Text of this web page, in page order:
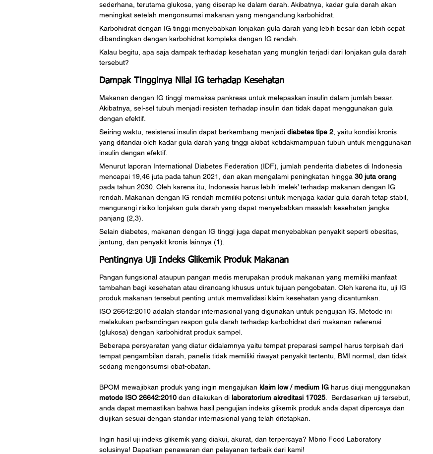
sederhana, terutama glukosa, yang diserap ke dalam darah. Akibatnya, kadar gula darah akan
meningkat setelah mengonsumsi makanan yang mengandung karbohidrat.
Karbohidrat dengan IG tinggi menyebabkan lonjakan gula darah yang lebih besar dan lebih cepat
dibandingkan dengan karbohidrat kompleks dengan IG rendah.
Kalau begitu, apa saja dampak terhadap kesehatan yang mungkin terjadi dari lonjakan gula darah
tersebut?
Dampak Tingginya Nilai IG terhadap Kesehatan
Makanan dengan IG tinggi memaksa pankreas untuk melepaskan insulin dalam jumlah besar.
Akibatnya, sel-sel tubuh menjadi resisten terhadap insulin dan tidak dapat menggunakan gula
dengan efektif.
Seiring waktu, resistensi insulin dapat berkembang menjadi diabetes tipe 2 , yaitu kondisi kronis
yang ditandai oleh kadar gula darah yang tinggi akibat ketidakmampuan tubuh untuk menggunakan
insulin dengan efektif.
Menurut laporan International Diabetes Federation (IDF), jumlah penderita diabetes di Indonesia
mencapai 19,46 juta pada tahun 2021, dan akan mengalami peningkatan hingga 30 juta orang
pada tahun 2030. Oleh karena itu, Indonesia harus lebih ‘melek’ terhadap makanan dengan IG
rendah. Makanan dengan IG rendah memiliki potensi untuk menjaga kadar gula darah tetap stabil,
mengurangi risiko lonjakan gula darah yang dapat menyebabkan masalah kesehatan jangka
panjang (2,3).
Selain diabetes, makanan dengan IG tinggi juga dapat menyebabkan penyakit seperti obesitas,
jantung, dan penyakit kronis lainnya (1).
Pentingnya Uji Indeks Glikemik Produk Makanan
Pangan fungsional ataupun pangan medis merupakan produk makanan yang memiliki manfaat
tambahan bagi kesehatan atau dirancang khusus untuk tujuan pengobatan. Oleh karena itu, uji IG
produk makanan tersebut penting untuk memvalidasi klaim kesehatan yang dicantumkan.
ISO 26642:2010 adalah standar internasional yang digunakan untuk pengujian IG. Metode ini
melakukan perbandingan respon gula darah terhadap karbohidrat dari makanan referensi
(glukosa) dengan karbohidrat produk sampel.
Beberapa persyaratan yang diatur didalamnya yaitu tempat preparasi sampel harus terpisah dari
tempat pengambilan darah, panelis tidak memiliki riwayat penyakit tertentu, BMI normal, dan tidak
sedang mengonsumsi obat-obatan.
BPOM mewajibkan produk yang ingin mengajukan klaim low / medium IG harus diuji menggunakan
metode ISO 26642:2010 dan dilakukan di laboratorium akreditasi 17025 .  Berdasarkan uji tersebut,
anda dapat memastikan bahwa hasil pengujian indeks glikemik produk anda dapat dipercaya dan
diujikan sesuai dengan standar internasional yang telah ditetapkan.
Ingin hasil uji indeks glikemik yang diakui, akurat, dan terpercaya? Mbrio Food Laboratory
solusinya! Dapatkan penawaran dan pelayanan terbaik dari kami!